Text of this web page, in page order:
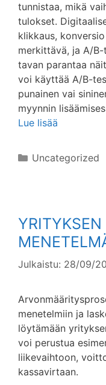
tunnistaa, mikä
tulokset.
klikkaus,
merkittävä, ja A/
tavan parantaa
voi käyttää A/B-
punainen vai
myynnin
Lue lisää
Kategoriat
Uncategorized
Julkaistu: 28/09/
menetelmiin ja
löytämään
voi perustua
liikevaihtoon,
kassavirtaan.